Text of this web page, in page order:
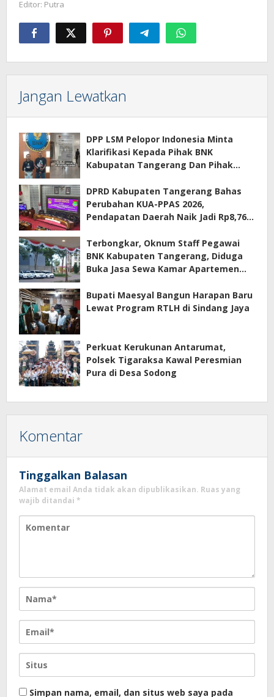
Editor: Putra
Jangan Lewatkan
DPP LSM Pelopor Indonesia Minta
Klarifikasi Kepada Pihak BNK
Kabupatan Tangerang Dan Pihak
Terkait Sewa Kamar Per Jam
DPRD Kabupaten Tangerang Bahas
Perubahan KUA-PPAS 2026,
Pendapatan Daerah Naik Jadi Rp8,76
Terbongkar, Oknum Staff Pegawai
BNK Kabupaten Tangerang, Diduga
Buka Jasa Sewa Kamar Apartemen
Bupati Maesyal Bangun Harapan Baru
Lewat Program RTLH di Sindang Jaya
Perkuat Kerukunan Antarumat,
Polsek Tigaraksa Kawal Peresmian
Pura di Desa Sodong
Komentar
Tinggalkan Balasan
Alamat email Anda tidak akan dipublikasikan. Ruas yang
wajib ditandai *
Simpan nama, email, dan situs web saya pada